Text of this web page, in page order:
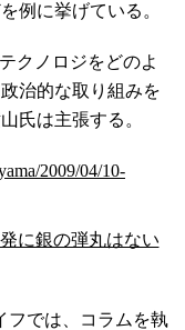
例に挙げている。
クノロジをどのよ
治的な取り組みを
氏は主張する。
に銀の弾丸はない
では、コラムを執